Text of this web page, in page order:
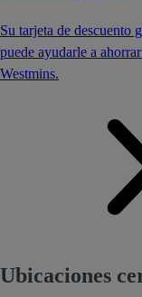
Su tarjeta de descuento
puede ayudarle a
Westmins.
Ubicaciones